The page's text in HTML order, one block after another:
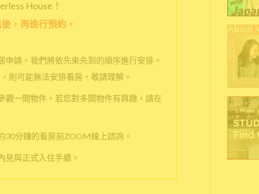
House！
，再進行預約。
請。我們將依先來先到的順序進行安排。
則可能無法安排看房，敬請理解。
觀一間物件。若您對多間物件有興趣，請在
30分鐘的看房前ZOOM線上諮詢。
見與正式入住手續。